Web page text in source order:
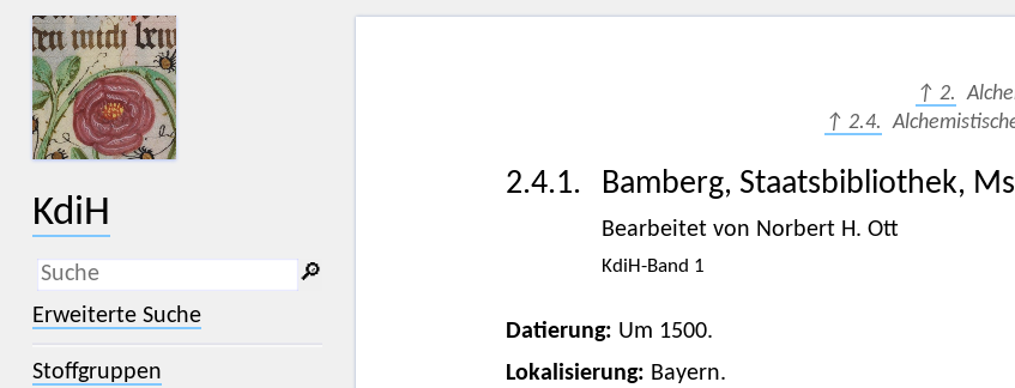
KdiH
_
(der Unterstrich) ist Platzhalter für
genau ein Zeichen.
% (das Prozentzeichen) ist Platzhalter
für kein, ein oder mehr als ein
🔎︎
Erweiterte Suche
Stoffgruppen
↑ 2.
↑ 2.4.
2.4.1. Bamberg, Staatsbibliothek,
Bearbeitet von Norbert H. Ott
KdiH-Band 1
Datierung: Um 1500.
Lokalisierung: Bayern.